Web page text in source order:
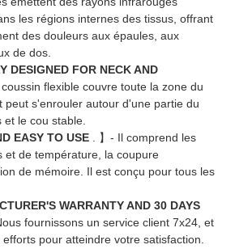
les régions internes des tissus, offrant
des douleurs aux épaules, aux
de dos.
DESIGNED FOR NECK AND
coussin flexible couvre toute la zone du
peut s'enrouler autour d'une partie du
le cou stable.
EASY TO USE
. 】- Il comprend les
et de température, la coupure
de mémoire. Il est conçu pour tous les
WARRANTY AND 30 DAYS
fournissons un service client 7x24, et
pour atteindre votre satisfaction.